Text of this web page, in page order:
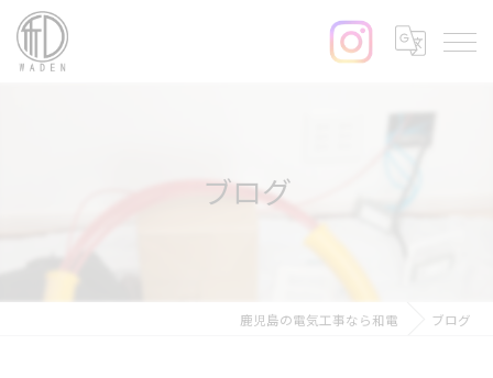
ブログ
鹿児島の電気工事なら和電 ブログ